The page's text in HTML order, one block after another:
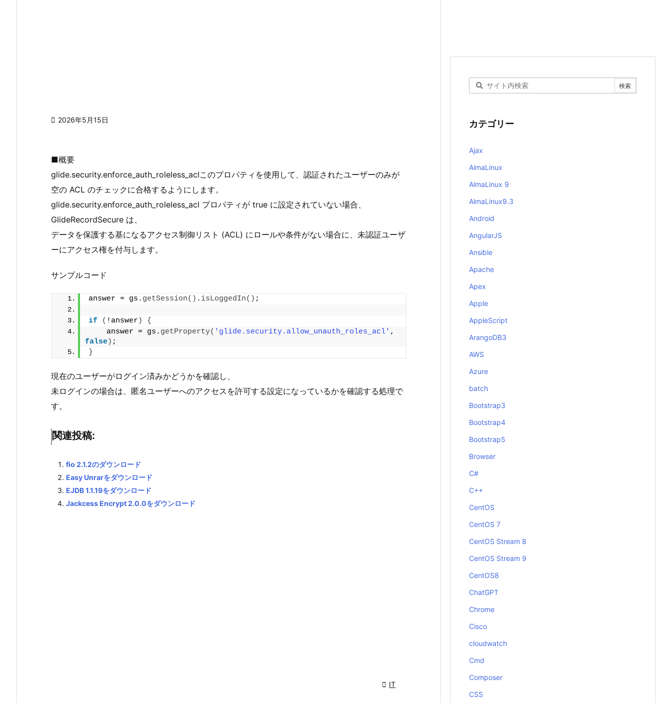
 2026年5月15日
■概要
glide.security.enforce_auth_roleless_aclこのプロパティを使用して、認証されたユーザーのみが
空の ACL のチェックに合格するようにします。
glide.security.enforce_auth_roleless_acl プロパティが true に設定されていない場合、
GlideRecordSecure は、
データを保護する基になるアクセス制御リスト (ACL) にロールや条件がない場合に、未認証ユーザ
ーにアクセス権を付与します。
サンプルコード
answer = gs. getSession() . isLoggedIn() ;
if ( !answer )
{
    answer = gs.
getProperty( 'glide.security.allow_unauth_roles_acl'
false) ;
}
現在のユーザーがログイン済みかどうかを確認し、
未ログインの場合は、匿名ユーザーへのアクセスを許可する設定になっているかを確認する処理で
す。
関連投稿:
fio 2.1.2のダウンロード
Easy Unrarをダウンロード
EJDB 1.1.19をダウンロード
Jackcess Encrypt 2.0.0をダウンロード
 IT
カテゴリー
Ajax
AlmaLinux
AlmaLinux 9
AlmaLinux9.3
Android
AngularJS
Ansible
Apache
Apex
Apple
AppleScript
ArangoDB3
AWS
Azure
batch
Bootstrap3
Bootstrap4
Bootstrap5
Browser
C#
C++
CentOS
CentOS 7
CentOS Stream 8
CentOS Stream 9
CentOS8
ChatGPT
Chrome
Cisco
cloudwatch
Cmd
Composer
CSS